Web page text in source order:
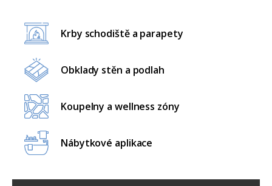
Krby schodiště a parapety
Obklady stěn a podlah
Koupelny a wellness zóny
Nábytkové aplikace